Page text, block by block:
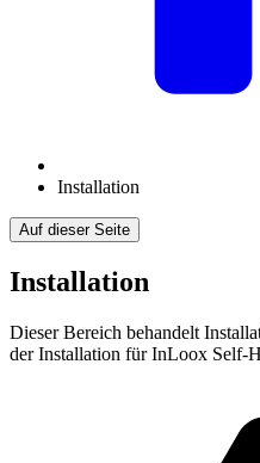
Installation
Auf dieser Seite
Installation
Dieser Bereich behandelt
der Installation für InLoox Self-